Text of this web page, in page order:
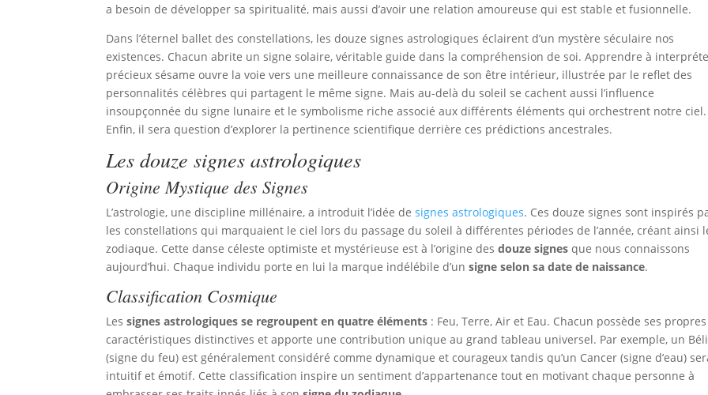
a besoin de développer sa spiritualité, mais aussi d’avoir une relation amoureuse qui est stable et fusionnelle.
Dans l’éternel ballet des constellations, les douze signes astrologiques éclairent d’un mystère séculaire nos
existences. Chacun abrite un signe solaire, véritable guide dans la compréhension de soi. Apprendre à
précieux sésame ouvre la voie vers une meilleure connaissance de son être intérieur, illustrée par le reflet des
personnalités célèbres qui partagent le même signe. Mais au-delà du soleil se cachent aussi l’influence
insoupçonnée du signe lunaire et le symbolisme riche associé aux différents éléments qui orchestrent notre ciel.
Enfin, il sera question d’explorer la pertinence scientifique derrière ces prédictions ancestrales.
Les douze signes astrologiques
Origine Mystique des Signes
L’astrologie, une discipline millénaire, a introduit l’idée designes astrologiques. Ces douze signes sont inspirés
les constellations qui marquaient le ciel lors du passage du soleil à différentes périodes de l’année, créant ainsi
zodiaque. Cette danse céleste optimiste et mystérieuse est à l’origine desdouze signes que nous connaissons
aujourd’hui. Chaque individu porte en lui la marque indélébile d’unsigne selon sa date de naissance.
Classification Cosmique
Lessignes astrologiques se regroupent en quatre éléments : Feu, Terre, Air et Eau. Chacun possède ses propres
caractéristiques distinctives et apporte une contribution unique au grand tableau universel. Par exemple, un
(signe du feu) est généralement considéré comme dynamique et courageux tandis qu’un Cancer (signe d’eau)
intuitif et émotif. Cette classification inspire un sentiment d’appartenance tout en motivant chaque personne à